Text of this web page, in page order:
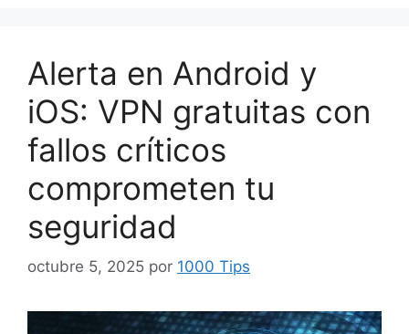
Alerta en Android y
iOS: VPN gratuitas con
fallos críticos
comprometen tu
seguridad
octubre 5, 2025 por 1000 Tips